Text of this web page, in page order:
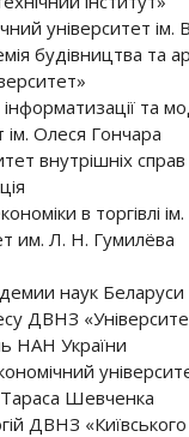
університет
будівництва та
та
ім. Олеся Гончара
внутрішніх справ
в торгівлі
им. Л. Н. Гумилёва
наук Беларуси
ДВНЗ
НАН України
Тараса Шевченка
ДВНЗ